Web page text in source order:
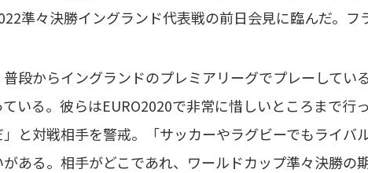
準々決勝イングランド代表戦の前日会見に臨んだ。フ
普段からイングランドのプレミアリーグでプレーしてい
ている。彼らはEURO2020で非常に惜しいところまで
」と対戦相手を警戒。「サッカーやラグビーでもライ
がある。相手がどこであれ、ワールドカップ準々決勝